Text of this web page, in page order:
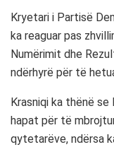
Kryetari i Partisë
ka reaguar pas
Numërimit dhe
ndërhyrë për të
Krasniqi ka thënë
hapat për të
qytetarëve, ndërsa